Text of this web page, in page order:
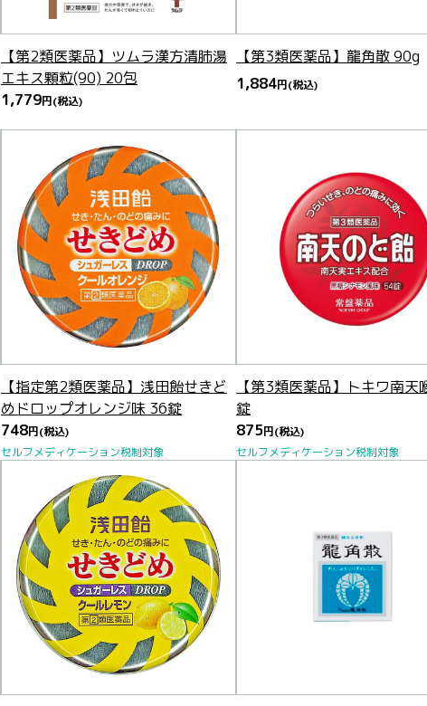
【第2類医薬品】ツムラ漢方清肺湯
エキス顆粒(90) 20包
1,779円(税込)
【第3類医薬品】龍角散 90g
1,884円(税込)
【指定第2類医薬品】浅田飴せきど
めドロップオレンジ味 36錠
748円(税込)
セルフメディケーション税制対象
【第3類医薬品】トキワ南天
錠
875円(税込)
セルフメディケーション税制対象